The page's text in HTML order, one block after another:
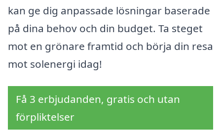
kan ge dig anpassade lösningar baserade
på dina behov och din budget. Ta steget
mot en grönare framtid och börja din resa
mot solenergi idag!
Få 3 erbjudanden, gratis och utan
förpliktelser